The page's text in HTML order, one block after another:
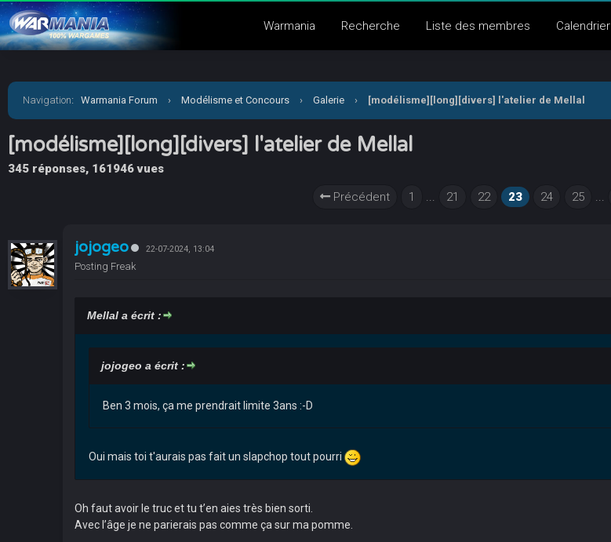
Warmania Recherche Liste des membres Calendrier
Navigation: Warmania Forum › Modélisme et Concours › Galerie › [modélisme][long][divers] l'atelier de Mellal
[modélisme][long][divers] l'atelier de Mellal
345 réponses, 161946 vues
Précédent
1 ... 21 22 23 24 25 ...
jojogeo 22-07-2024, 13:04
Posting Freak
Mellal a écrit :
jojogeo a écrit :
Ben 3 mois, ça me prendrait limite 3ans :-D
Oui mais toi t'aurais pas fait un slapchop tout pourri
Oh faut avoir le truc et tu t’en aies très bien sorti.
Avec l’âge je ne parierais pas comme ça sur ma pomme.